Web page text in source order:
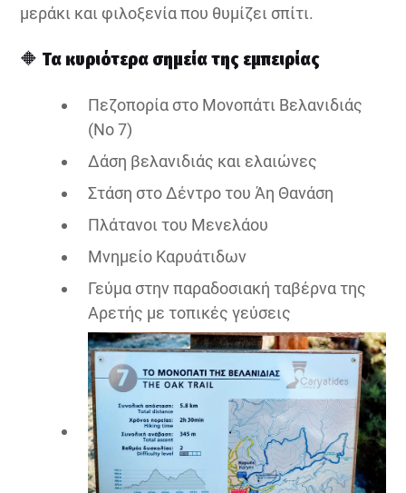
μεράκι και φιλοξενία που θυμίζει σπίτι.
🔶 Τα κυριότερα σημεία της εμπειρίας
Πεζοπορία στο Μονοπάτι Βελανιδιάς
(Νο 7)
Δάση βελανιδιάς και ελαιώνες
Στάση στο Δέντρο του Άη Θανάση
Πλάτανοι του Μενελάου
Μνημείο Καρυάτιδων
Γεύμα στην παραδοσιακή ταβέρνα της
Αρετής με τοπικές γεύσεις